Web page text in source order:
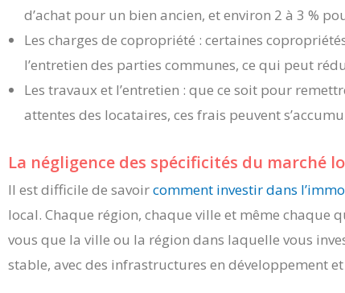
d’achat pour un bien ancien, et environ 2 à 3 %
Les charges de copropriété : certaines
l’entretien des parties communes, ce qui peut
Les travaux et l’entretien : que ce soit pour
attentes des locataires, ces frais peuvent
La négligence des spécificités du marché
Il est difficile de savoircomment investir dans
local. Chaque région, chaque ville et même chaque
vous que la ville ou la région dans laquelle vous
stable, avec des infrastructures en développement